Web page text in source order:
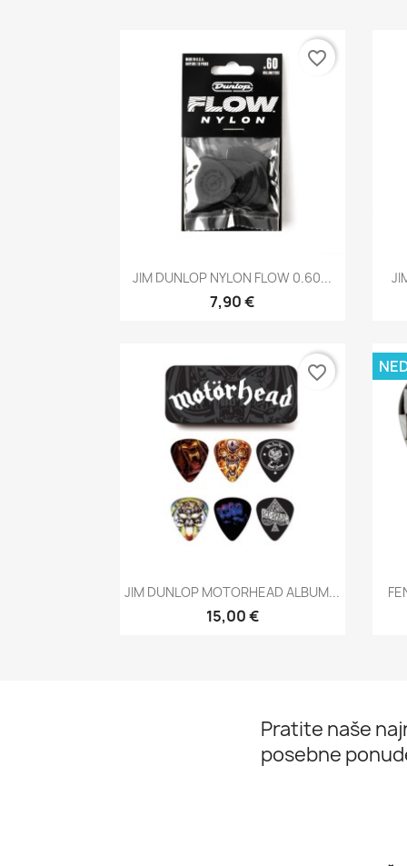
Brzi pregled
JIM DUNLOP NYLON FLOW 0.60...
7,90 €
favorite_border
Brzi pregled
JIM DUNLOP MOTORHEAD ALBUM...
15,00 €
favorite_border
Pratite naše
posebne